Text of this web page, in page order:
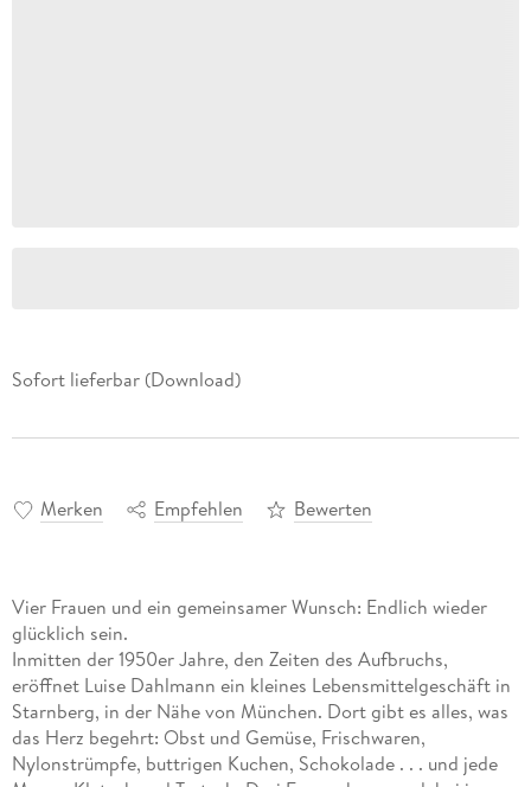
Sofort lieferbar (Download)
Merken Empfehlen Bewerten
Vier Frauen und ein gemeinsamer Wunsch: Endlich wieder
glücklich sein.
Inmitten der 1950er Jahre, den Zeiten des Aufbruchs,
eröffnet Luise Dahlmann ein kleines Lebensmittelgeschäft in
Starnberg, in der Nähe von München. Dort gibt es alles, was
das Herz begehrt: Obst und Gemüse, Frischwaren,
Nylonstrümpfe, buttrigen Kuchen, Schokolade . . . und jede